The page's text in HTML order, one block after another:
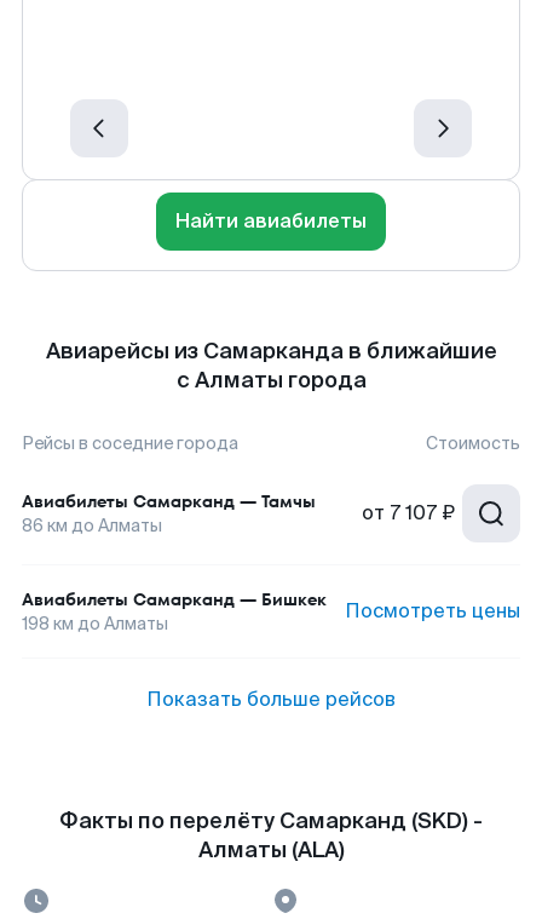
Найти авиабилеты
Авиарейсы из Самарканда в ближайшие
с Алматы города
Рейсы в соседние города Стоимость
Авиабилеты Самарканд — Тамчы
86 км до Алматы от 7 107 ₽
Авиабилеты Самарканд — Бишкек
198 км до Алматы Посмотреть цены
Показать больше рейсов
Факты по перелёту Самарканд (SKD) -
Алматы (ALA)